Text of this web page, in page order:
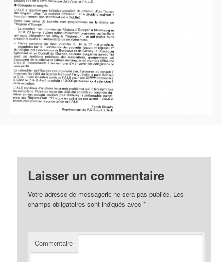
Laisser un commentaire
Votre adresse de messagerie ne sera pas publiée. Les
champs obligatoires sont indiqués avec*
Commentaire